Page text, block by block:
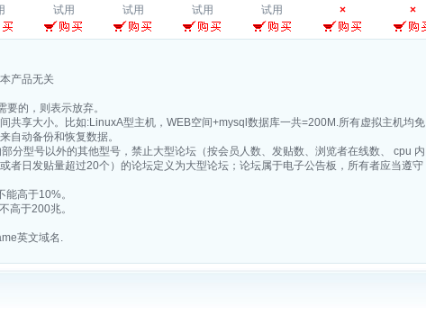
试用 试用 试用 试用 ×
×
产品无关
的，则表示放弃。
共享大小。比如:LinuxA型主机，WEB空间+mysql数据库一共=200M.所有虚拟主机均免
自动备份和恢复数据。
分型号以外的其他型号，禁止大型论坛（按会员人数、发贴数、浏览者在线数、 cpu 内
者日发贴量超过20个）的论坛定义为大型论坛；论坛属于电子公告板，所有者应当遵守
高于10%。
高于200兆。
英文域名.